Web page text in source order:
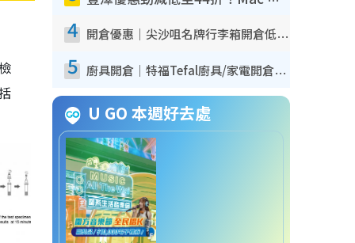
4 開倉優惠｜尖沙咀名牌行李箱開倉低至4折！一連5日 American Tourister/ace./Hallmark $200起！
5 廚具開倉｜特福Tefal廚具/家電開倉低至3折！$220起買平底鍋/炒鑊/湯煲！電飯煲/吸塵機/燙斗$418起
U GO 本週好去處